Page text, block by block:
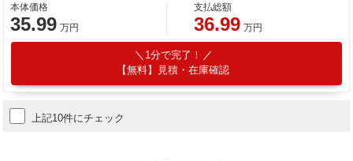
本体価格
35.99 万円
支払総額
36.99 万円
1分で完了！
【無料】見積・在庫確認
上記10件にチェック